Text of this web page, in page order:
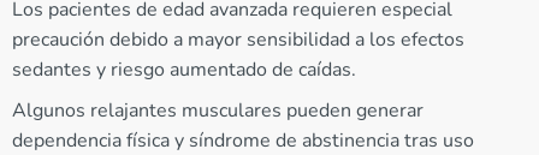
Los pacientes de edad avanzada requieren especial
precaución debido a mayor sensibilidad a los efectos
sedantes y riesgo aumentado de caídas.
Algunos relajantes musculares pueden generar
dependencia física y síndrome de abstinencia tras uso